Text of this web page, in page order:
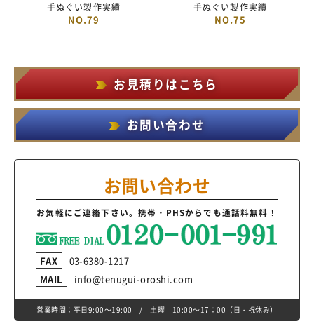
手ぬぐい製作実績
NO.79
手ぬぐい製作実績
NO.75
お見積りはこちら
お問い合わせ
お問い合わせ
お気軽にご連絡下さい。携帯・PHSからでも通話料無料！
FAX
03-6380-1217
MAIL
info@tenugui-oroshi.com
営業時間：平日9:00～19:00 / 土曜 10:00～17：00（日・祝休み）